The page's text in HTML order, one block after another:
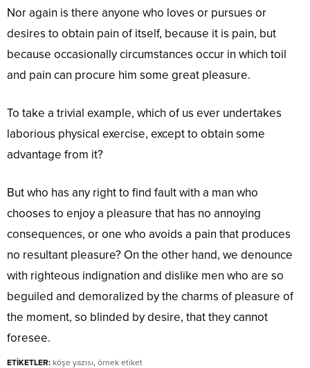
Nor again is there anyone who loves or pursues or
desires to obtain pain of itself, because it is pain, but
because occasionally circumstances occur in which toil
and pain can procure him some great pleasure.
To take a trivial example, which of us ever undertakes
laborious physical exercise, except to obtain some
advantage from it?
But who has any right to find fault with a man who
chooses to enjoy a pleasure that has no annoying
consequences, or one who avoids a pain that produces
no resultant pleasure? On the other hand, we denounce
with righteous indignation and dislike men who are so
beguiled and demoralized by the charms of pleasure of
the moment, so blinded by desire, that they cannot
foresee.
ETİKETLER: köşe yazısı, örnek etiket